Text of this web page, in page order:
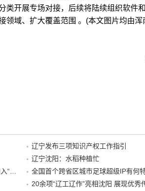
类开展专场对接，后续将陆续组织软件和
领域、扩大覆盖范围 。(本文图片均由浑
辽宁发布三项知识产权工作指引
辽宁沈阳：水稻种植忙
20余项“辽工辽作”亮相沈阳 展现优秀